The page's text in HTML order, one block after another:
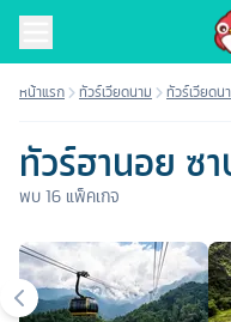
หน้าแรก ทัวร์เวียดนาม ทัวร์เวียดน
ทัวร์ฮานอย ซ
พบ16 แพ็คเกจ
เมืองยอดนิยม
ทัวร์ราคาถูก 2569 | Tourkrub